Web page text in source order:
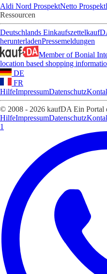
Aldi Nord ProspektNetto Prospekt
Ressourcen
Deutschlands Einkaufszettel
herunterladenPressemeldungen
Member of Bonial
location based shopping
DE
FR
HilfeImpressumDatenschutz
© 2008 - 2026 kaufDA Ein Portal
HilfeImpressumDatenschutz
1